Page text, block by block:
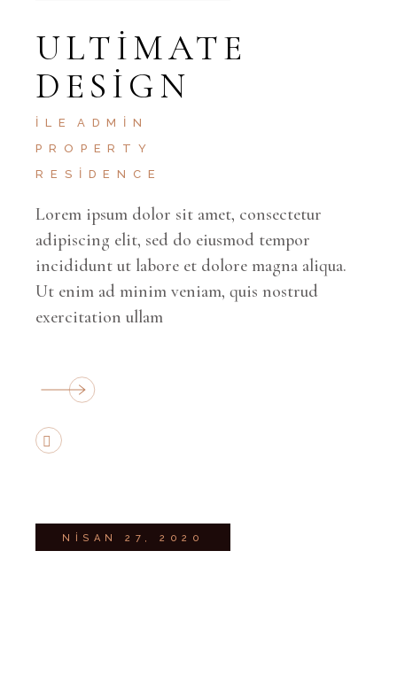
ULTIMATE
DESIGN
İLE
ADMIN
PROPERTY
RESIDENCE
Lorem ipsum dolor sit amet, consectetur
adipiscing elit, sed do eiusmod tempor
incididunt ut labore et dolore magna aliqua.
Ut enim ad minim veniam, quis nostrud
exercitation ullam
NISAN 27, 2020